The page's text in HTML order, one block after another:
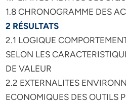
1.8 CHRONOGRAMME DES
2 RÉSULTATS
2.1 LOGIQUE
SELON LES
DE VALEUR
2.2 EXTERNALITES
ECONOMIQUES DES OUTILS